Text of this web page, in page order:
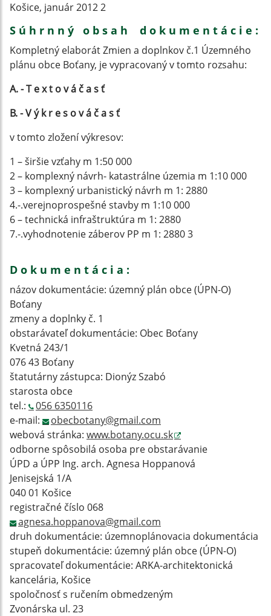
Košice, január 2012 2
S ú h r n n ý o b s a h d o k u m e n t á c i e :
Kompletný elaborát Zmien a doplnkov č.1 Územného
plánu obce Boťany, je vypracovaný v tomto rozsahu:
A. - T e x t o v á č a s ť
B. - V ý k r e s o v á č a s ť
v tomto zložení výkresov:
1 – širšie vzťahy m 1:50 000
2 – komplexný návrh- katastrálne územia m 1:10 000
3 – komplexný urbanistický návrh m 1: 2880
4.-.verejnoprospešné stavby m 1:10 000
6 – technická infraštruktúra m 1: 2880
7.-.vyhodnotenie záberov PP m 1: 2880 3
D o k u m e n t á c i a :
názov dokumentácie: územný plán obce (ÚPN-O)
Boťany
zmeny a doplnky č. 1
obstarávateľ dokumentácie: Obec Boťany
Kvetná 243/1
076 43 Boťany
štatutárny zástupca: Dionýz Szabó
starosta obce
tel.:
056 6350116
e-mail:
obecbotany@gmail.com
webová stránka: www.botany.ocu.sk
odborne spôsobilá osoba pre obstarávanie
ÚPD a ÚPP Ing. arch. Agnesa Hoppanová
Jenisejská 1/A
040 01 Košice
registračné číslo 068
agnesa.hoppanova@gmail.com
druh dokumentácie: územnoplánovacia dokumentácia
stupeň dokumentácie: územný plán obce (ÚPN-O)
spracovateľ dokumentácie: ARKA-architektonická
kancelária, Košice
spoločnosť s ručením obmedzeným
Zvonárska ul. 23